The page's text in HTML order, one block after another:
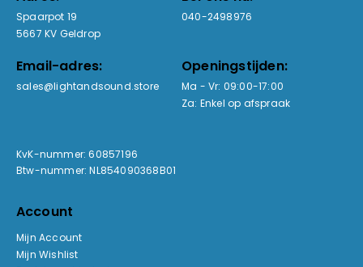
Spaarpot 19
5667 KV Geldrop
040-2498976
Email-adres:
sales@lightandsound.store
Openingstijden:
Ma - Vr: 09:00-17:00
Za: Enkel op afspraak
KvK-nummer: 60857196
Btw-nummer: NL854090368B01
Account
Mijn Account
Mijn Wishlist